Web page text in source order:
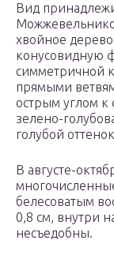
Вид
хвойное
конусовидную
симметричной
прямыми
острым углом к
зелено-
голубой
В августе-
белесоватым
0,8 см, внутри
несъедобны.